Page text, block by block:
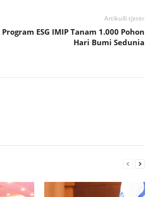
Artikulli tjetër
Program ESG IMIP Tanam 1.000 Pohon
Hari Bumi Sedunia